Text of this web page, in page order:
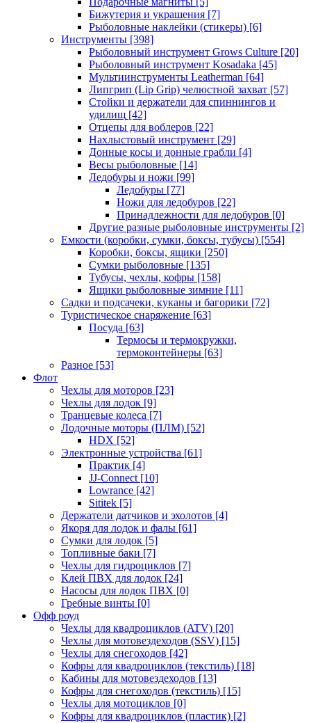
Бижутерия и украшения [7]
Рыболовные наклейки (стикеры) [6]
Инструменты [398]
Рыболовный инструмент Grows Culture [20]
Рыболовный инструмент Kosadaka [45]
Мультиинструменты Leatherman [64]
Липгрип (Lip Grip) челюстной захват [57]
Стойки и держатели для спиннингов и
удилищ [42]
Отцепы для воблеров [22]
Нахлыстовый инструмент [29]
Донные косы и донные грабли [4]
Весы рыболовные [14]
Ледобуры и ножи [99]
Ледобуры [77]
Ножи для ледобуров [22]
Принадлежности для ледобуров [0]
Другие разные рыболовные инструменты [2]
Емкости (коробки, сумки, боксы, тубусы) [554]
Коробки, боксы, ящики [250]
Сумки рыболовные [135]
Тубусы, чехлы, кофры [158]
Ящики рыболовные зимние [11]
Садки и подсачеки, куканы и багорики [72]
Туристическое снаряжение [63]
Посуда [63]
Термосы и термокружки,
термоконтейнеры [63]
Разное [53]
Флот
Чехлы для моторов [23]
Чехлы для лодок [9]
Транцевые колеса [7]
Лодочные моторы (ПЛМ) [52]
HDX [52]
Электронные устройства [61]
Практик [4]
JJ-Connect [10]
Lowrance [42]
Sititek [5]
Держатели датчиков и эхолотов [4]
Якоря для лодок и фалы [61]
Сумки для лодок [5]
Топливные баки [7]
Чехлы для гидроциклов [7]
Клей ПВХ для лодок [24]
Насосы для лодок ПВХ [0]
Гребные винты [0]
Офф роуд
Чехлы для квадроциклов (ATV) [20]
Чехлы для мотовездеходов (SSV) [15]
Чехлы для снегоходов [42]
Кофры для квадроциклов (текстиль) [18]
Кабины для мотовездеходов [13]
Кофры для снегоходов (текстиль) [15]
Чехлы для мотоциклов [0]
Кофры для квадроциклов (пластик) [2]